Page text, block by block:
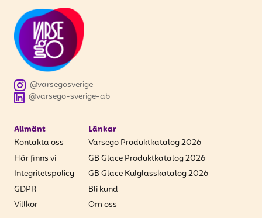
@varsego-sverige-ab
@varsegosverige
Allmänt
Kontakta oss
Här finns vi
Integritetspolicy
GDPR
Villkor
Länkar
Varsego Produktkatalog 2026
GB Glace Produktkatalog 2026
GB Glace Kulglasskatalog 2026
Bli kund
Om oss